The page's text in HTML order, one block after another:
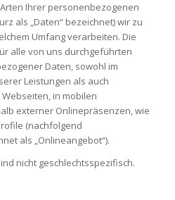
Ihrer personenbezogenen
als „Daten“ bezeichnet) wir zu
Umfang verarbeiten. Die
alle von uns durchgeführten
Daten, sowohl im
Leistungen als auch
in mobilen
externer Onlinepräsenzen, wie
(nachfolgend
als „Onlineangebot“).
nicht geschlechtsspezifisch.